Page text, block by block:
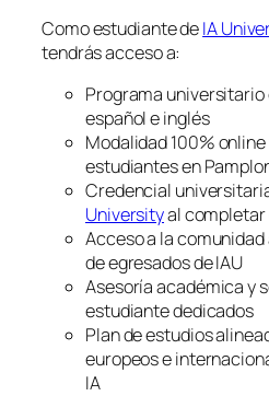
Como estudiante deIA
tendrás acceso a:
Programa
español e inglés
Modalidad 100%
estudiantes en
Credencial
Universityal
Acceso a la
de egresados de IAU
Asesoría académica y
estudiante dedicados
Plan de estudios
europeos e
IA